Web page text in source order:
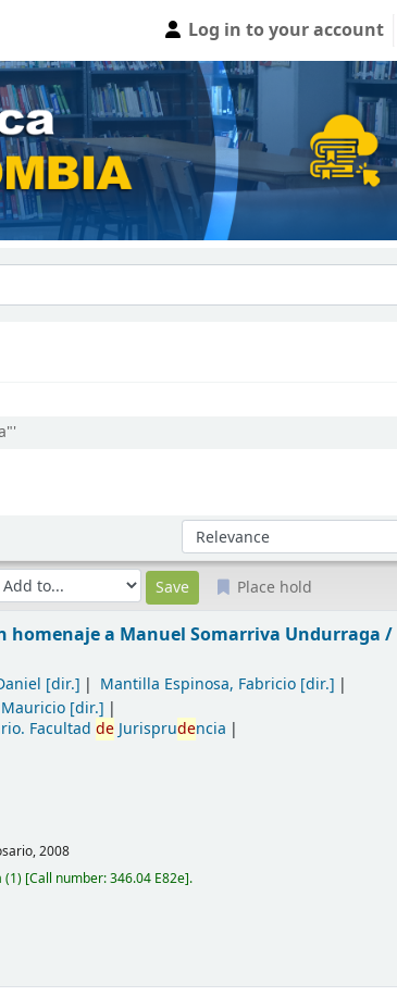
Log in to your account
Sort by:
Place hold
homenaje a Manuel Somarriva Undurraga /
[dir.] Mantilla Espinosa, Fabricio [dir.]
[dir.]
Facultadde Jurisprudencia
2008
(1) Call number:346.04 E82e .